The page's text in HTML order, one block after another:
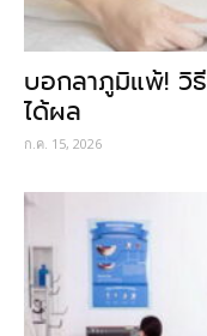
บอกลาภูมิแพ้! วิ
ได้ผล
ก.ค. 15, 2026